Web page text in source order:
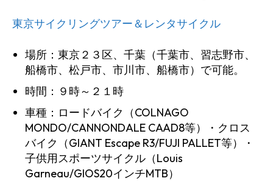
東京サイクリングツアー＆レンタサイクル
場所：東京２３区、千葉（千葉市、習志野市、
船橋市、松戸市、市川市、船橋市）で可能。
時間：９時～２１時
車種：ロードバイク（COLNAGO
MONDO/CANNONDALE CAAD8等）・クロス
バイク（GIANT Escape R3/FUJI PALLET等）・
子供用スポーツサイクル（Louis
Garneau/GIOS20インチMTB）